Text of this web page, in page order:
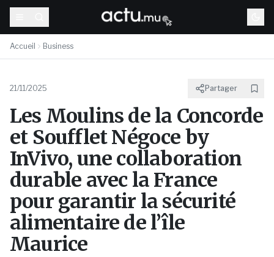
Accueil Business
21/11/2025 Partager
Les Moulins de la Concorde
et Soufflet Négoce by
InVivo, une collaboration
durable avec la France
pour garantir la sécurité
alimentaire de l’île
Maurice